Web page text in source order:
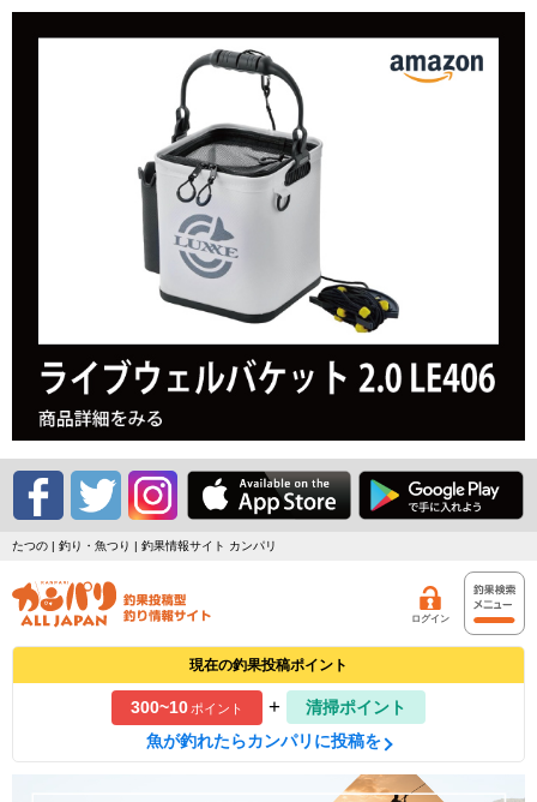
たつの | 釣り・魚つり | 釣果情報サイト カンパリ
ログイン
現在の釣果投稿ポイント
300~10ポイント +
清掃ポイント
魚が釣れたらカンパリに投稿を